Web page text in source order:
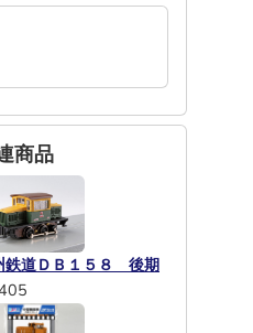
商品
鉄道ＤＢ１５８ 後期